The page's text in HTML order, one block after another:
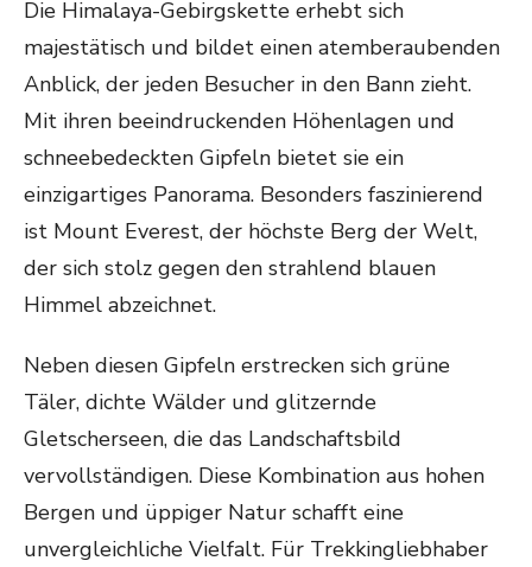
Die Himalaya-Gebirgskette erhebt sich
majestätisch und bildet einen atemberaubenden
Anblick, der jeden Besucher in den Bann zieht.
Mit ihren beeindruckenden Höhenlagen und
schneebedeckten Gipfeln bietet sie ein
einzigartiges Panorama. Besonders faszinierend
ist Mount Everest, der höchste Berg der Welt,
der sich stolz gegen den strahlend blauen
Himmel abzeichnet.
Neben diesen Gipfeln erstrecken sich grüne
Täler, dichte Wälder und glitzernde
Gletscherseen, die das Landschaftsbild
vervollständigen. Diese Kombination aus hohen
Bergen und üppiger Natur schafft eine
unvergleichliche Vielfalt. Für Trekkingliebhaber